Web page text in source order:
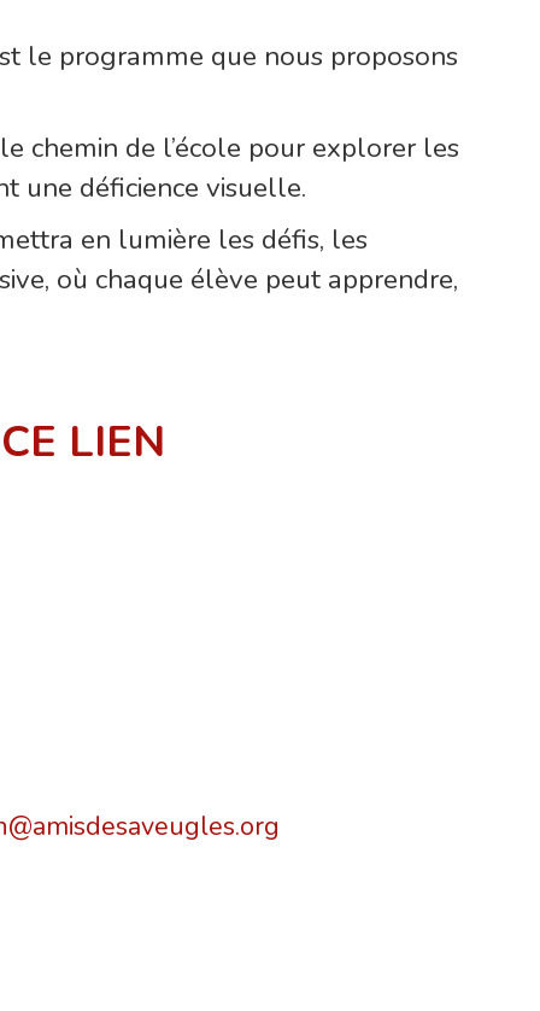
le programme que nous proposons
chemin de l’école pour explorer les
une déficience visuelle.
en lumière les défis, les
où chaque élève peut apprendre,
LIEN